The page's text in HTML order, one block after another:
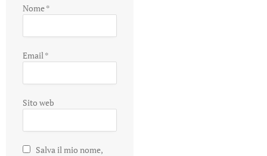
Nome*
Email*
Sito web
Salva il mio nome,